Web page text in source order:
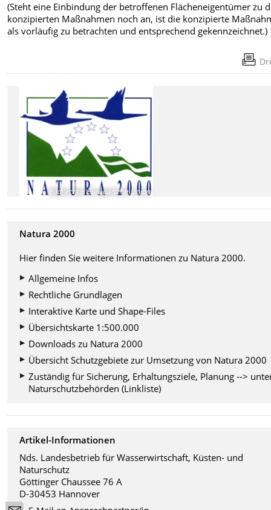
(Steht eine Einbindung der betroffenen Flächeneigentümer zu
konzipierten Maßnahmen noch an, ist die konzipierte
als vorläufig zu betrachten und entsprechend gekennzeichnet.)
Bildrechte:Europäische Union
Natura 2000
Hier finden Sie weitere Informationen zu Natura 2000.
Allgemeine Infos
Rechtliche Grundlagen
Interaktive Karte und Shape-Files
Übersichtskarte 1:500.000
Downloads zu Natura 2000
Übersicht Schutzgebiete zur Umsetzung von Natura 2000
Zuständig für Sicherung, Erhaltungsziele, Planung -->
Naturschutzbehörden (Linkliste)
Artikel-Informationen
Nds. Landesbetrieb für Wasserwirtschaft, Küsten- und
Naturschutz
Göttinger Chaussee 76 A
D-30453 Hannover